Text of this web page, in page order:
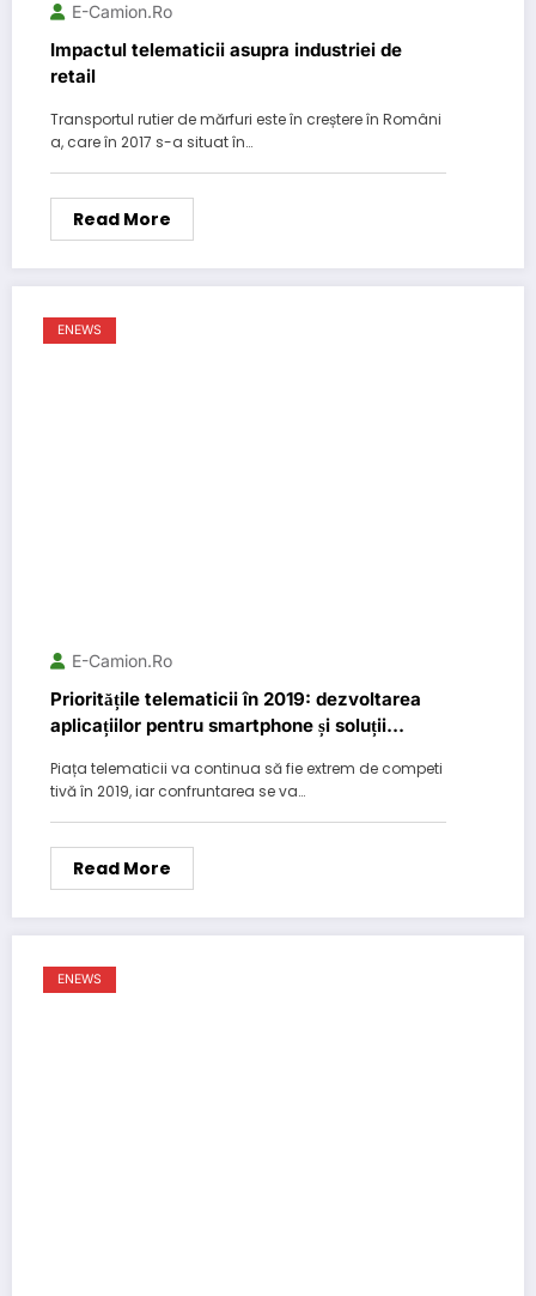
E-Camion.ro
Impactul telematicii asupra industriei de
retail
Transportul rutier de mărfuri este în creștere în Români
a, care în 2017 s-a situat în…
Read More
ENEWS
E-Camion.ro
Prioritățile telematicii în 2019: dezvoltarea
aplicațiilor pentru smartphone și soluții
dispecer-manager
Piața telematicii va continua să fie extrem de competi
tivă în 2019, iar confruntarea se va…
Read More
ENEWS